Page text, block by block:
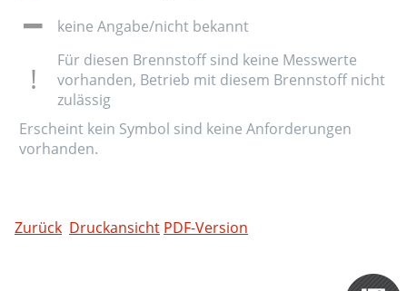
keine Angabe/nicht bekannt
Für diesen Brennstoff sind keine Messwerte
vorhanden, Betrieb mit diesem Brennstoff nicht
zulässig
Erscheint kein Symbol sind keine Anforderungen
vorhanden.
Zurück Druckansicht PDF-Version